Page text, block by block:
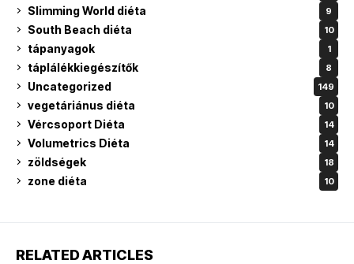
Slimming World diéta 9
South Beach diéta 10
tápanyagok 1
táplálékkiegészítők 8
Uncategorized 149
vegetáriánus diéta 10
Vércsoport Diéta 14
Volumetrics Diéta 14
zöldségek 18
zone diéta 10
RELATED ARTICLES